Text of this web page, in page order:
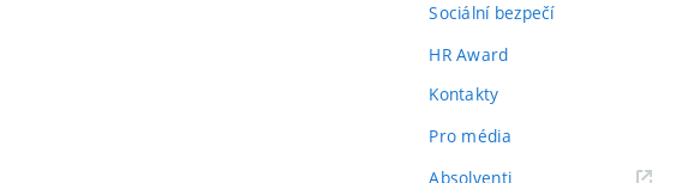
Sociální bezpečí
HR Award
Kontakty
Pro média
Absolventi(externí